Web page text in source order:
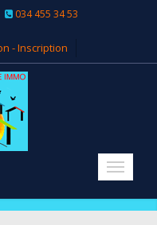
034 455 34 53
- Inscription